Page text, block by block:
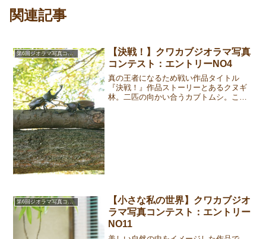
関連記事
第6回ジオラマ写真コンテスト
【決戦！】クワカブジオラマ写真
コンテスト：エントリーNO4
真の王者になるため戦い作品タイトル
『決戦！』作品ストーリーとあるクヌギ
林。二匹の向かい合うカブトムシ。これ
第6回ジオラマ写真コンテスト
【小さな私の世界】クワカブジオ
ラマ写真コンテスト：エントリー
NO11